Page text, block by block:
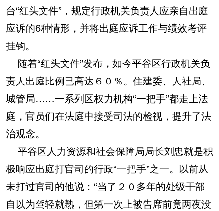
台“红头文件”，规定行政机关负责人应亲自出庭
应诉的6种情形，并将出庭应诉工作与绩效考评
挂钩。
随着“红头文件”发布，如今平谷区行政机关负
责人出庭比例已高达６０％。住建委、人社局、
城管局……一系列区权力机构“一把手”都走上法
庭，官员们在法庭中接受司法的检视，提升了法
治观念。
平谷区人力资源和社会保障局局长刘忠就是积
极响应出庭打官司的行政“一把手”之一。以前从
未打过官司的他说：“当了２０多年的处级干部
自以为驾轻就熟，但第一次上被告席前竟两夜没